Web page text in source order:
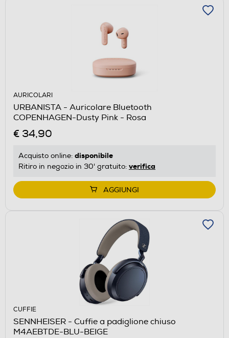
AURICOLARI
URBANISTA - Auricolare Bluetooth
COPENHAGEN-Dusty Pink - Rosa
€ 34,90
Acquisto online: disponibile
Ritiro in negozio in 30' gratuito: verifica
AGGIUNGI
CUFFIE
SENNHEISER - Cuffie a padiglione chiuso
M4AEBTDE-BLU-BEIGE